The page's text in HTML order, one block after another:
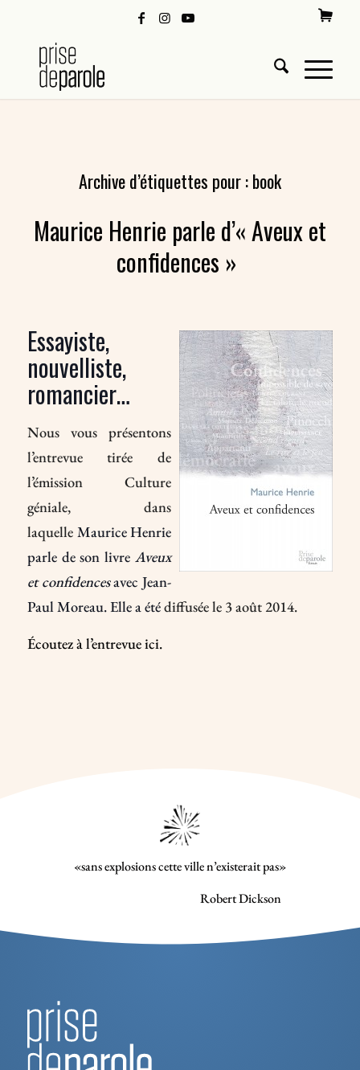
Archive d’étiquettes pour :book
Maurice Henrie parle d’« Aveux et
confidences »
Essayiste,
nouvelliste,
romancier…
Nous vous présentons
l’entrevue tirée de
l’émission Culture
géniale, dans
laquelle Maurice Henrie
parle de son livre Aveux
et confidencesavec Jean-
Paul Moreau. Elle a étédiffusée le 3 août 2014.
Écoutez à l’entrevue ici.
«sans explosions cette ville n’existerait pas»
Robert Dickson